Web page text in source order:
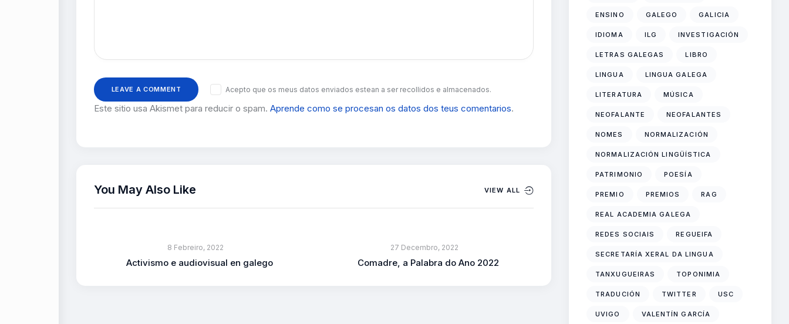
Acepto que os meus datos enviados estean a ser recollidos e almacenados.
Este sitio usa Akismet para reducir o spam. Aprende como se procesan os datos dos teus comentarios.
You May Also Like VIEW ALL
8 Febreiro, 2022
Activismo e audiovisual en galego
27 Decembro, 2022
Comadre, a Palabra do Ano 2022
ENSINO GALEGO GALICIA
IDIOMA ILG INVESTIGACIÓN
LETRAS GALEGAS LIBRO
LINGUA LINGUA GALEGA
LITERATURA MÚSICA
NEOFALANTE NEOFALANTES
NOMES NORMALIZACIÓN
NORMALIZACIÓN LINGÜÍSTICA
PATRIMONIO POESÍA
PREMIO PREMIOS RAG
REAL ACADEMIA GALEGA
REDES SOCIAIS REGUEIFA
SECRETARÍA XERAL DA LINGUA
TANXUGUEIRAS TOPONIMIA
TRADUCIÓN TWITTER USC
UVIGO VALENTÍN GARCÍA